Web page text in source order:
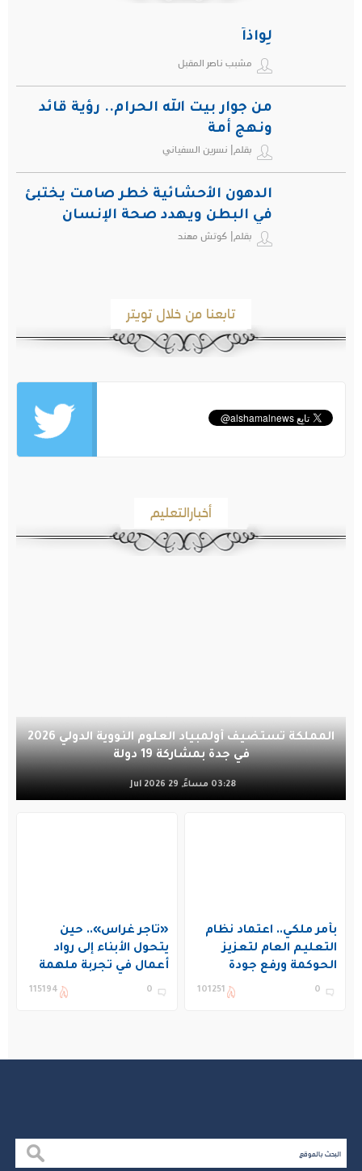
لِواذاً
مشبب ناصر المقبل
من جوار بيت الله الحرام.. رؤية قائد
ونهج أمة
بقلم| نسرين السفياني
الدهون الأحشائية خطر صامت يختبئ
في البطن ويهدد صحة الإنسان
بقلم| كوتش مهند
تابعنا من خلال تويتر
أخبارالتعليم
المملكة تستضيف أولمبياد العلوم النووية الدولي 2026
في جدة بمشاركة 19 دولة
03:28 مساءً, 29 Jul 2026
بأمر ملكي.. اعتماد نظام
التعليم العام لتعزيز
الحوكمة ورفع جودة
التعليم في المملكة
0
101251
«تاجر غراس».. حين
يتحول الأبناء إلى رواد
أعمال في تجربة ملهمة
بنادي غراس الصيفي
0
115194